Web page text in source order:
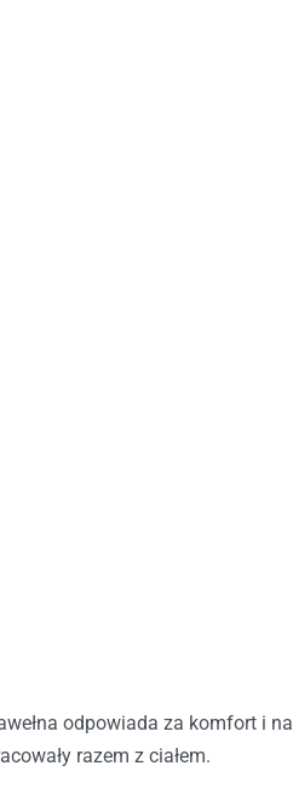
odpowiada za komfort i
razem z ciałem.